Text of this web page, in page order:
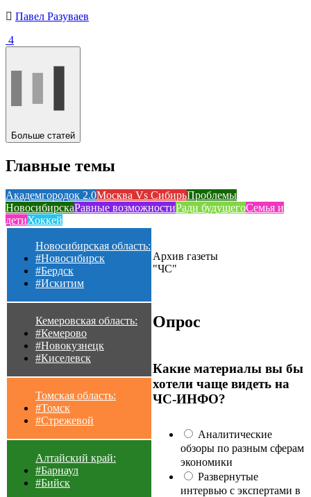
Павел Разуваев
4
Больше статей
Главные темы
Академгородок 2.0Москва Vs СибирьПроблемы
НовосибирскаРавные возможностиРади будущегоСемья и
детиХоккей
Новосибирская область:
#Новосибирск
#Бердск
#Искитим
Кемеровская область:
#Кемерово
#Новокузнецк
#Киселевск
Томская область:
#Томск
#Стрежевой
Алтайский край:
#Барнаул
#Бийск
Архив газеты
"ЧС"
Опрос
Какие материалы вы бы
хотели чаще видеть на
ЧС-ИНФО?
Аналитические
обзоры по разным сферам
экономики
Развернутые
интервью с экспертами в